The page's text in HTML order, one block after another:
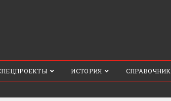
ИСТОРИЯ СПРАВОЧНИК